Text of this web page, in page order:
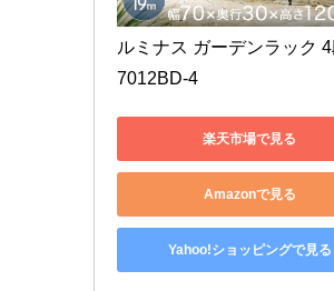
ルミナス ガーデンラック
7012BD-4
楽天市場で見る
Amazonで見る
Yahoo!ショッピングで見る